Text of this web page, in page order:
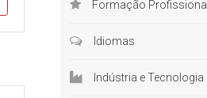
Formação Profissional
Idiomas
Indústria e Tecnologia